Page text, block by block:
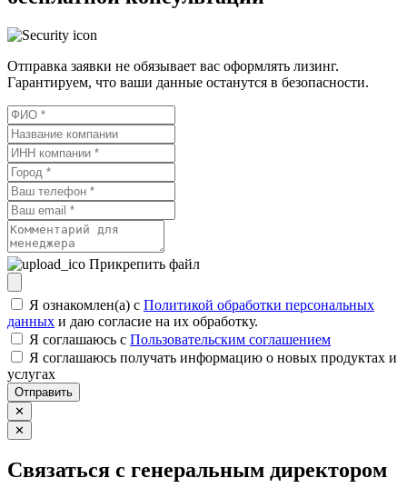
Отправка заявки не обязывает вас оформлять лизинг.
Гарантируем, что ваши данные останутся в безопасности.
Прикрепить файл
Я ознакомлен(а) с Политикой обработки персональных
данных и даю согласие на их обработку.
Я соглашаюсь c Пользовательским соглашением
Я соглашаюсь получать информацию о новых продуктах и
услугах
Отправить
✕
✕
Связаться с генеральным директором